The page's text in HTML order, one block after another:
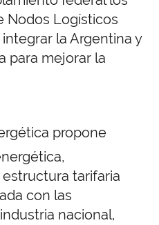
Nodos Logísticos
la Argentina y
para mejorar la
propone
tarifaria
con las
nacional,